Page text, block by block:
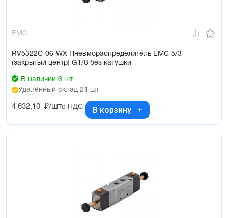
EMC
RV5322C-06-WX Пневмораспределитель EMC 5/3
(закрытый центр) G1/8 без катушки
В наличии 6 шт
Удалённый склад 21 шт
4 632,10 ₽/штс НДС В корзину